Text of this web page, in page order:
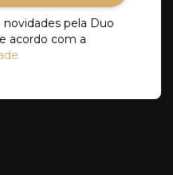
pela Duo
acordo com a